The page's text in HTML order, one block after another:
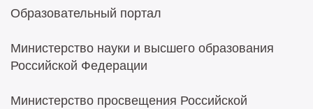
Образовательный портал
Министерство науки и высшего образования
Российской Федерации
Министерство просвещения Российской